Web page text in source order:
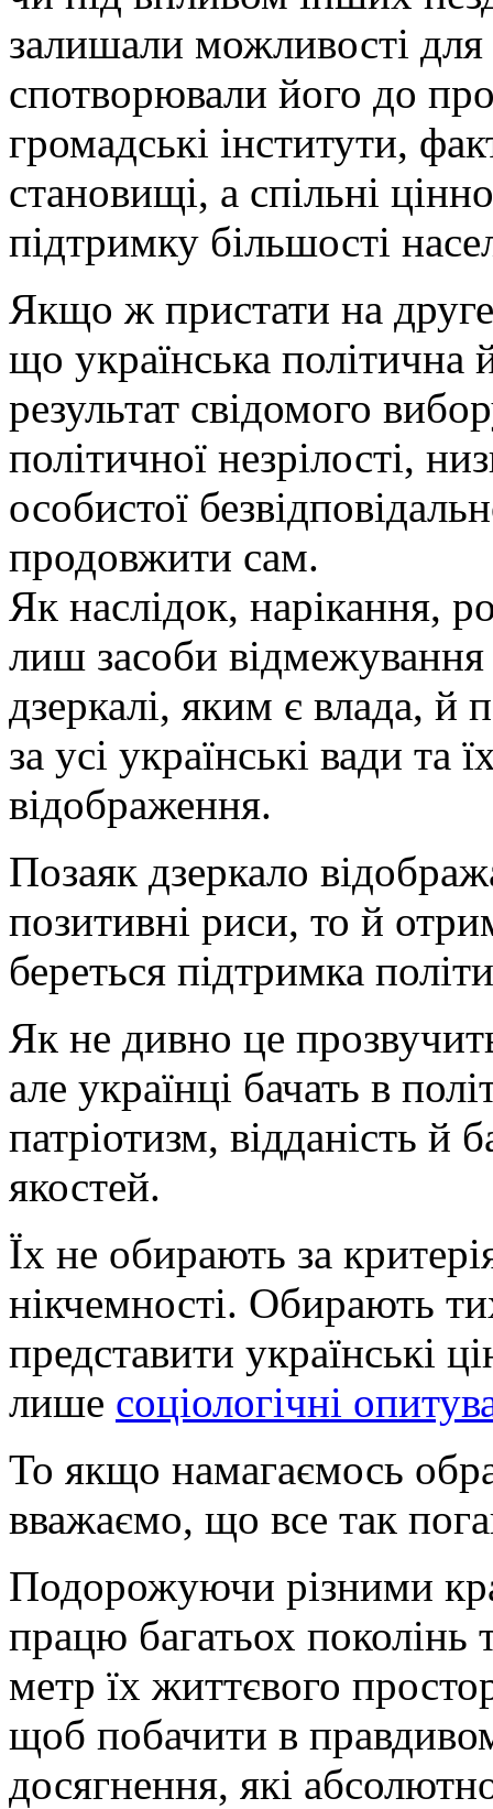
залишали можливості
спотворювали його до
громадські інститути,
становищі, а спільні
підтримку більшості
Якщо ж пристати на
що українська політична
результат свідомого
політичної незрілості,
особистої
продовжити сам.
Як наслідок, нарікання,
лиш засоби відмежування
дзеркалі, яким є влада, й
за усі українські вади та
відображення.
Позаяк дзеркало
позитивні риси, то й
береться підтримка
Як не дивно це
але українці бачать в
патріотизм, відданість й
якостей.
Їх не обирають за
нікчемності. Обирають
представити українські
лише соціологічні
То якщо намагаємось
вважаємо, що все так
Подорожуючи різними
працю багатьох поколінь
метр їх життєвого
щоб побачити в
досягнення, які